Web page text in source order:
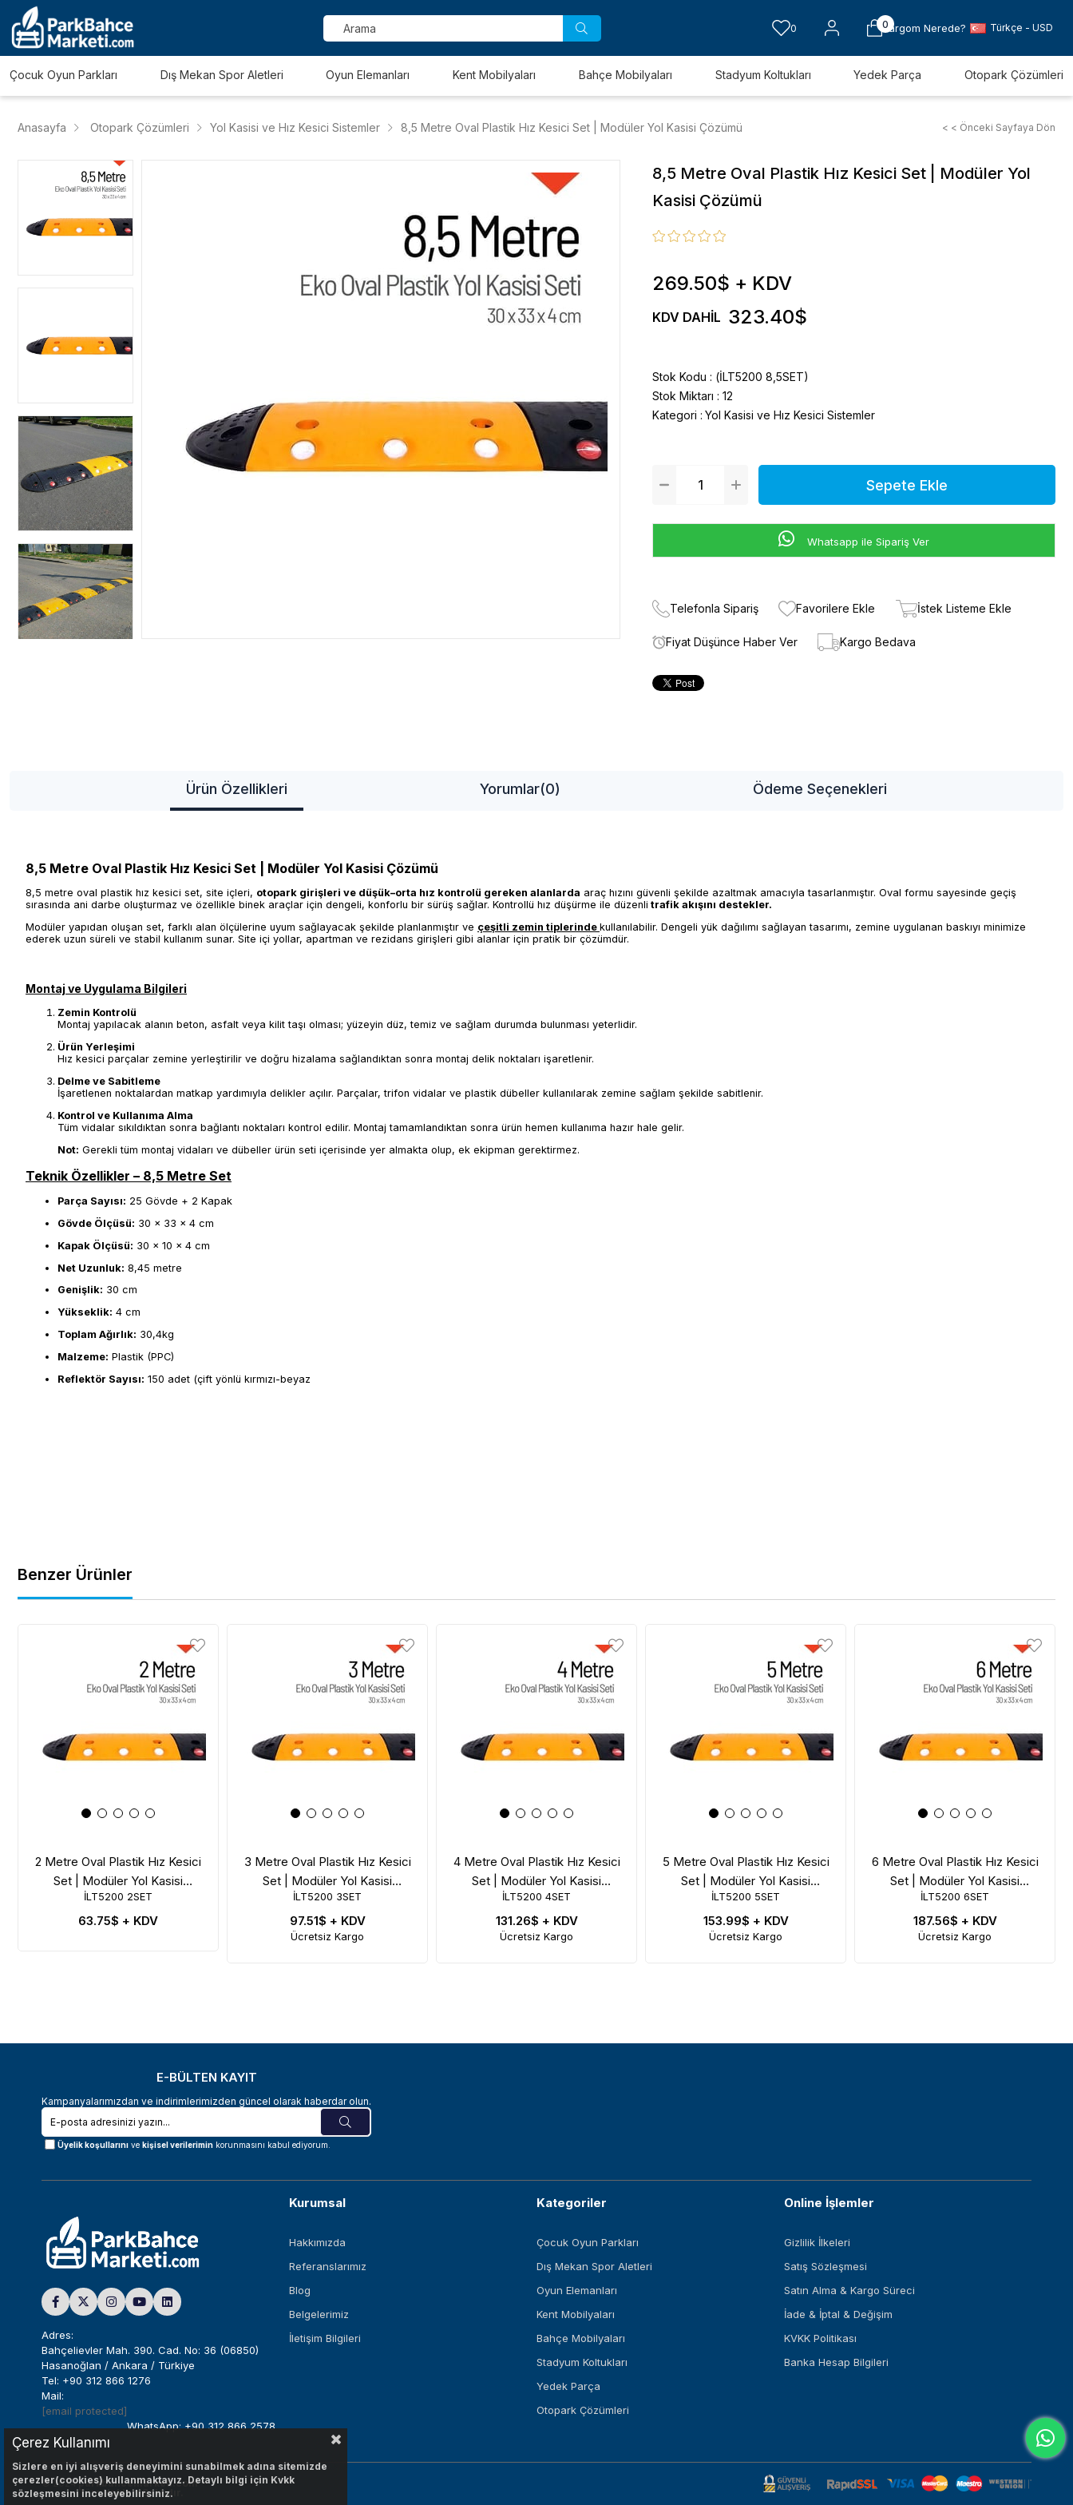
0 0
Kargom Nerede? Türkçe - USD
Çocuk Oyun Parkları Dış Mekan Spor Aletleri Oyun Elemanları Kent Mobilyaları Bahçe Mobilyaları Stadyum Koltukları Yedek Parça Otopark Çözümleri
Anasayfa Otopark Çözümleri Yol Kasisi ve Hız Kesici Sistemler 8,5 Metre Oval Plastik Hız Kesici Set | Modüler Yol Kasisi Çözümü < < Önceki Sayfaya Dön
8,5 Metre Oval Plastik Hız Kesici Set | Modüler Yol
Kasisi Çözümü
269.50$ + KDV
KDV DAHIL 323.40$
Stok Kodu
(İLT5200 8,5SET)
Stok Miktarı : 12
Kategori : Yol Kasisi ve Hız Kesici Sistemler
Whatsapp ile Sipariş Ver
Telefonla Sipariş Favorilere Ekle İstek Listeme Ekle
Fiyat Düşünce Haber Ver Kargo Bedava
Ürün Özellikleri Yorumlar(0) Ödeme Seçenekleri
8,5 Metre Oval Plastik Hız Kesici Set | Modüler Yol Kasisi Çözümü
8,5 metre oval plastik hız kesici set, site içleri, otopark girişleri ve düşük–orta hız kontrolü gereken alanlarda araç hızını güvenli şekilde azaltmak amacıyla tasarlanmıştır. Oval formu sayesinde geçiş
sırasında ani darbe oluşturmaz ve özellikle binek araçlar için dengeli, konforlu bir sürüş sağlar. Kontrollü hız düşürme ile düzenli trafik akışını destekler.
Modüler yapıdan oluşan set, farklı alan ölçülerine uyum sağlayacak şekilde planlanmıştır ve çeşitli zemin tiplerinde kullanılabilir. Dengeli yük dağılımı sağlayan tasarımı, zemine uygulanan baskıyı minimize
ederek uzun süreli ve stabil kullanım sunar. Site içi yollar, apartman ve rezidans girişleri gibi alanlar için pratik bir çözümdür.
Montaj ve Uygulama Bilgileri
Zemin Kontrolü
Montaj yapılacak alanın beton, asfalt veya kilit taşı olması; yüzeyin düz, temiz ve sağlam durumda bulunması yeterlidir.
Ürün Yerleşimi
Hız kesici parçalar zemine yerleştirilir ve doğru hizalama sağlandıktan sonra montaj delik noktaları işaretlenir.
Delme ve Sabitleme
İşaretlenen noktalardan matkap yardımıyla delikler açılır. Parçalar, trifon vidalar ve plastik dübeller kullanılarak zemine sağlam şekilde sabitlenir.
Kontrol ve Kullanıma Alma
Tüm vidalar sıkıldıktan sonra bağlantı noktaları kontrol edilir. Montaj tamamlandıktan sonra ürün hemen kullanıma hazır hale gelir.
Not: Gerekli tüm montaj vidaları ve dübeller ürün seti içerisinde yer almakta olup, ek ekipman gerektirmez.
Teknik Özellikler – 8,5 Metre Set
Parça Sayısı: 25 Gövde + 2 Kapak
Gövde Ölçüsü: 30 x 33 x 4 cm
Kapak Ölçüsü: 30 x 10 x 4 cm
Net Uzunluk: 8,45 metre
Genişlik: 30 cm
Yükseklik: 4 cm
Toplam Ağırlık: 30,4kg
Malzeme: Plastik (PPC)
Reflektör Sayısı: 150 adet (çift yönlü kırmızı-beyaz
Benzer Ürünler
2 Metre Oval Plastik Hız Kesici
Set | Modüler Yol Kasisi
Çözümü
İLT5200 2SET
63.75$ + KDV
3 Metre Oval Plastik Hız Kesici
Set | Modüler Yol Kasisi
Çözümü
İLT5200 3SET
97.51$ + KDV
Ücretsiz Kargo
4 Metre Oval Plastik Hız Kesici
Set | Modüler Yol Kasisi
Çözümü
İLT5200 4SET
131.26$ + KDV
Ücretsiz Kargo
5 Metre Oval Plastik Hız Kesici
Set | Modüler Yol Kasisi
Çözümü
İLT5200 5SET
153.99$ + KDV
Ücretsiz Kargo
6 Metre Oval Plastik Hız Kesici
Set | Modüler Yol Kasisi
Çözümü
İLT5200 6SET
187.56$ + KDV
Ücretsiz Kargo
E-BÜLTEN KAYIT
Kampanyalarımızdan ve indirimlerimizden güncel olarak haberdar olun.
Üyelik koşullarını ve kişisel verilerimin korunmasını kabul ediyorum.
Adres:
Bahçelievler Mah. 390. Cad. No: 36 (06850)
Hasanoğlan / Ankara / Türkiye
Tel: +90 312 866 1276
Mail:
[email protected]
WhatsApp: +90 312 866 2578
Kurumsal
Hakkımızda
Referanslarımız
Blog
Belgelerimiz
İletişim Bilgileri
Kategoriler
Çocuk Oyun Parkları
Dış Mekan Spor Aletleri
Oyun Elemanları
Kent Mobilyaları
Bahçe Mobilyaları
Stadyum Koltukları
Yedek Parça
Otopark Çözümleri
Online İşlemler
Gizlilik İlkeleri
Satış Sözleşmesi
Satın Alma & Kargo Süreci
İade & İptal & Değişim
KVKK Politikası
Banka Hesap Bilgileri
© 2024 parkbahcemarketi.com
Tüm Hakları Saklıdır.
Çerez Kullanımı
Sizlere en iyi alışveriş deneyimini sunabilmek adına sitemizde
çerezler(cookies) kullanmaktayız. Detaylı bilgi için Kvkk
sözleşmesini inceleyebilirsiniz.